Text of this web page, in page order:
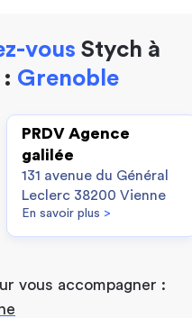
vous Stych à
Grenoble
PRDV Agence
galilée
131 avenue du Général
Leclerc 38200 Vienne
En savoir plus >
vous accompagner :